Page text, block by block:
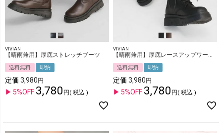
VIVIAN
【晴雨兼用】厚底ストレッチブーツ
送料無料 即納
定価 3,980
5%OFF 3,780 税込
VIVIAN
【晴雨兼用】厚底レースアップワークブーツ
送料無料 即納
定価 3,980
5%OFF 3,780 税込